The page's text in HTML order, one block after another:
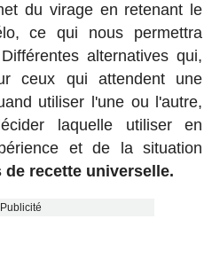
du virage en retenant le
ce qui nous permettra
alternatives qui,
ceux qui attendent une
utiliser l'une ou l'autre,
laquelle utiliser en
et de la situation
de recette universelle.
Publicité